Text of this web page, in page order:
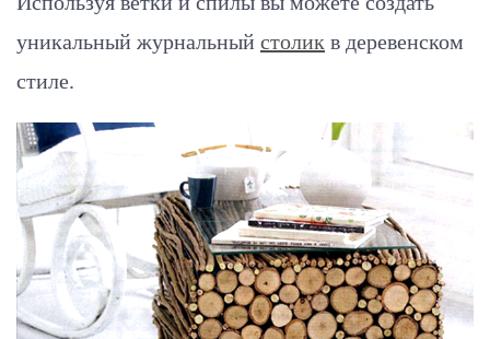
уникальный журнальный столик в деревенском
стиле.